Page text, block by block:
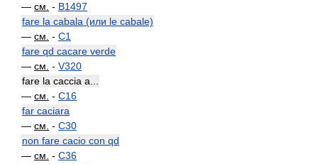
— см. - B1497
fare la cabala (или le cabale)
— см. - C1
fare qd cacare verde
— см. - V320
fare la caccia a...
— см. - C16
far caciara
— см. - C30
non fare cacio con qd
— см. - C36